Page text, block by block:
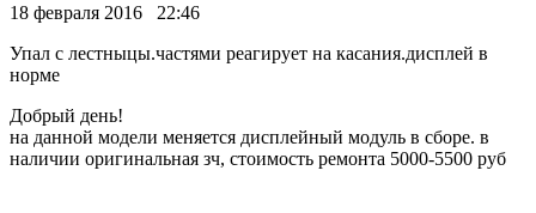
18 февраля 2016 22:46
Упал с лестныцы.частями реагирует на касания.дисплей в
норме
Добрый день!
на данной модели меняется дисплейный модуль в сборе. в
наличии оригинальная зч, стоимость ремонта 5000-5500 руб